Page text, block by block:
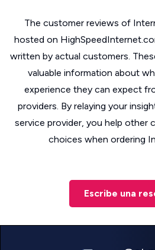
The customer reviews of
hosted on
written by actual customers.
valuable information about
experience they can expect
providers. By relaying your
service provider, you help other
choices when ordering
Escribe una